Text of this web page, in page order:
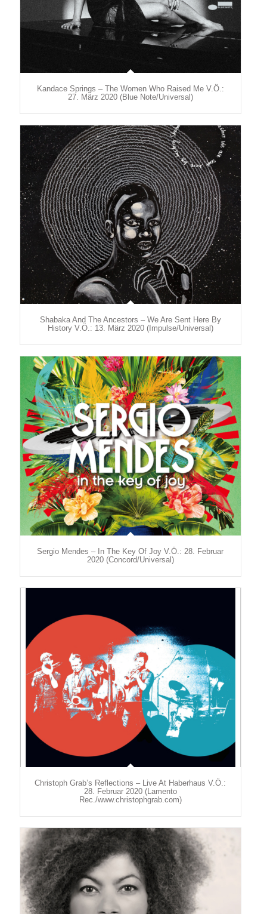
Kandace Springs – The Women Who Raised Me V.Ö.:
27. März 2020 (Blue Note/Universal)
Shabaka And The Ancestors – We Are Sent Here By
History V.Ö.: 13. März 2020 (Impulse/Universal)
Sergio Mendes – In The Key Of Joy V.Ö.: 28. Februar
2020 (Concord/Universal)
Christoph Grab’s Reflections – Live At Haberhaus V.Ö.:
28. Februar 2020 (Lamento
Rec./www.christophgrab.com)